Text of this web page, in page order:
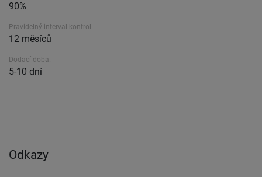
90%
Pravidelný interval kontrol
12 měsíců
Dodací doba.
5-10 dní
Odkazy